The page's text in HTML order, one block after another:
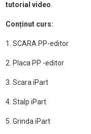
tutorial video
Conținut curs:
1. SCARA PP-editor
2. Placa PP -editor
3. Scara iPart
4. Stalp iPart
5. Grinda iPart